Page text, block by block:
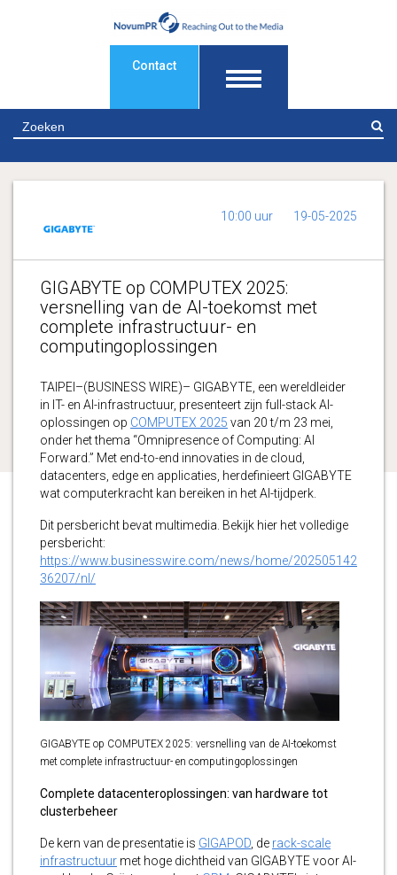
Contact
10:00 uur 19-05-2025
GIGABYTE op COMPUTEX 2025:
versnelling van de AI-toekomst met
complete infrastructuur- en
computingoplossingen
TAIPEI–(BUSINESS WIRE)– GIGABYTE, een wereldleider
in IT- en AI-infrastructuur, presenteert zijn full-stack AI-
oplossingen op COMPUTEX 2025 van 20 t/m 23 mei,
onder het thema “Omnipresence of Computing: AI
Forward.” Met end-to-end innovaties in de cloud,
datacenters, edge en applicaties, herdefinieert GIGABYTE
wat computerkracht kan bereiken in het AI-tijdperk.
Dit persbericht bevat multimedia. Bekijk hier het volledige
persbericht:
https://www.businesswire.com/news/home/202505142
36207/nl/
GIGABYTE op COMPUTEX 2025: versnelling van de AI-toekomst
met complete infrastructuur- en computingoplossingen
Complete datacenteroplossingen: van hardware tot
clusterbeheer
De kern van de presentatie is GIGAPOD , de rack-scale
infrastructuur met hoge dichtheid van GIGABYTE voor AI-